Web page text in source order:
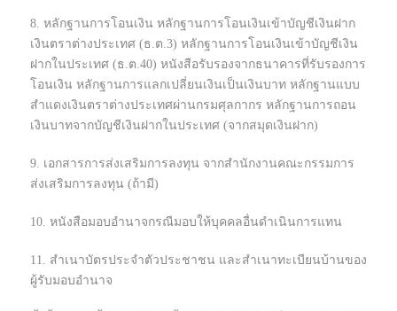
8. หลักฐานการโอนเงิน หลักฐานการโอนเงินเข้าบัญชีเงินฝาก
เงินตราต่างประเทศ (ธ.ต.3) หลักฐานการโอนเงินเข้าบัญชีเงิน
ฝากในประเทศ (ธ.ต.40) หนังสือรับรองจากธนาคารที่รับรองการ
โอนเงิน หลักฐานการแลกเปลี่ยนเงินเป็นเงินบาท หลักฐานแบบ
สำแดงเงินตราต่างประเทศผ่านกรมศุลกากร หลักฐานการถอน
เงินบาทจากบัญชีเงินฝากในประเทศ (จากสมุดเงินฝาก)
9. เอกสารการส่งเสริมการลงทุน จากสำนักงานคณะกรรมการ
ส่งเสริมการลงทุน (ถ้ามี)
10. หนังสือมอบอำนาจกรณีมอบให้บุคคลอื่นดำเนินการแทน
11. สำเนาบัตรประจำตัวประชาชน และสำเนาทะเบียนบ้านของ
ผู้รับมอบอำนาจ